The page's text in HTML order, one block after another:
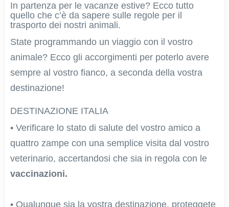
In partenza per le vacanze estive? Ecco tutto
quello che c’è da sapere sulle regole per il
trasporto dei nostri animali.
State programmando un viaggio con il vostro
animale? Ecco gli accorgimenti per poterlo avere
sempre al vostro fianco, a seconda della vostra
destinazione!
DESTINAZIONE ITALIA
• Verificare lo stato di salute del vostro amico a
quattro zampe con una semplice visita dal vostro
veterinario, accertandosi che sia in regola con le
vaccinazioni.
• Qualunque sia la vostra destinazione, proteggete